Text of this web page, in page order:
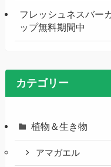
フレッシュネスバー
ップ無料期間中
カテゴリー
植物＆生き物
アマガエル